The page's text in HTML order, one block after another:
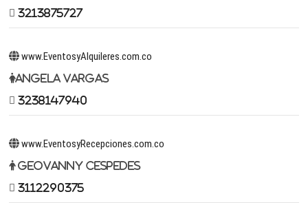
3213875727
www.EventosyAlquileres.com.co
Angela Vargas
3238147940
www.EventosyRecepciones.com.co
Geovanny Cespedes
3112290375